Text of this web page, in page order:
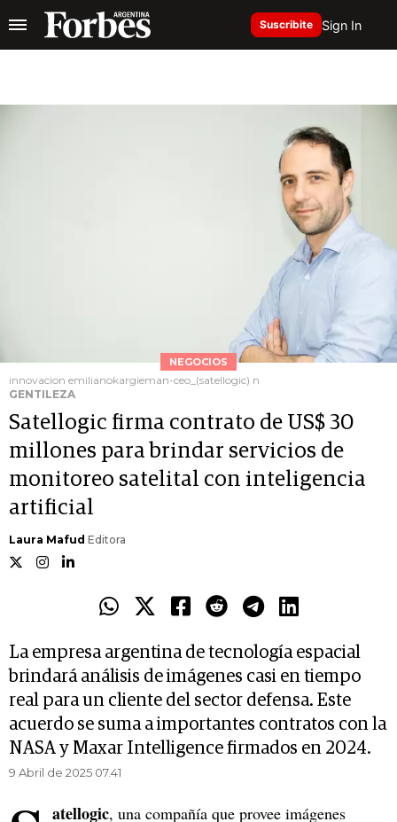
Suscribite Sign In
NEGOCIOS
innovacion emilianokargieman-ceo_(satellogic) n
GENTILEZA
Satellogic firma contrato de US$ 30
millones para brindar servicios de
monitoreo satelital con inteligencia
artificial
Laura Mafud Editora
La empresa argentina de tecnología espacial
brindará análisis de imágenes casi en tiempo
real para un cliente del sector defensa. Este
acuerdo se suma a importantes contratos con la
NASA y Maxar Intelligence firmados en 2024.
9 Abril de 2025 07.41
atellogic, una compañía que provee imágenes